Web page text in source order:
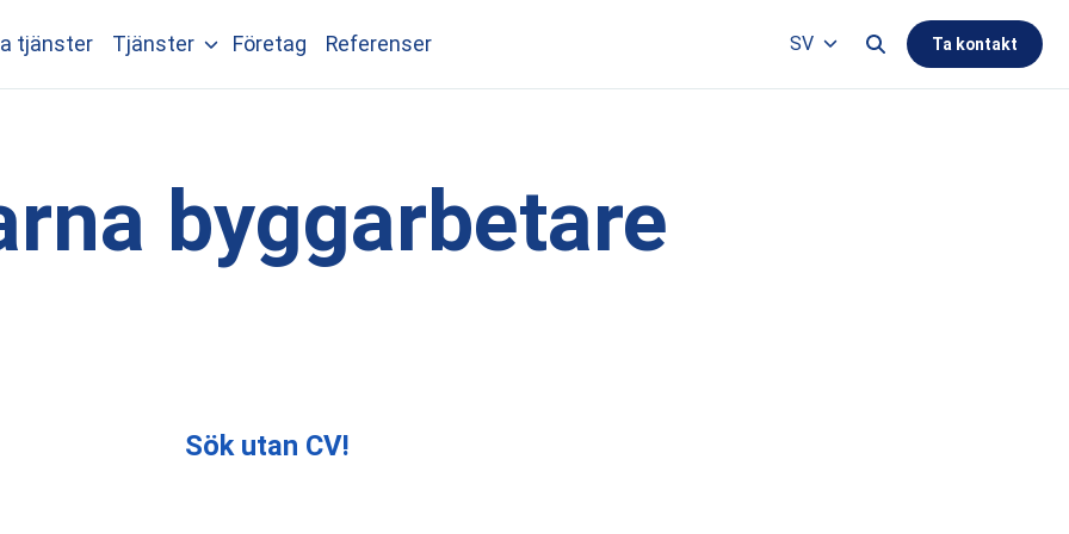
tjänster
Tjänster Företag Referenser SV
Languages
Search this site
Ta kontakt
byggarbetare
Sök utan CV!